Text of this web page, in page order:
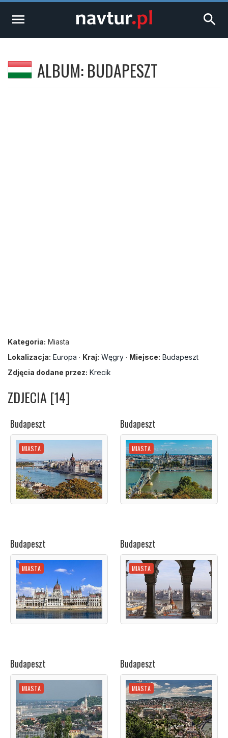
menu search
ALBUM: BUDAPESZT
Kategoria: Miasta
Lokalizacja: Europa · Kraj: Węgry · Miejsce: Budapeszt
Zdjęcia dodane przez: Krecik
ZDJECIA [14]
Budapeszt
MIASTA
Budapeszt
MIASTA
Budapeszt
MIASTA
Budapeszt
MIASTA
Budapeszt
MIASTA
Budapeszt
MIASTA